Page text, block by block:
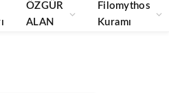
ÖZGÜR
ALAN
Filomythos
Kuramı